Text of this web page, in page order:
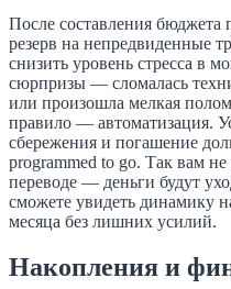
После составления бюджета
резерв на непредвиденные
снизить уровень стресса в
сюрпризы — сломалась
или произошла мелкая
правило — автоматизация.
сбережения и погашение
programmed to go. Так вам
переводе — деньги будут
сможете увидеть динамику
месяца без лишних усилий.
Накопления и